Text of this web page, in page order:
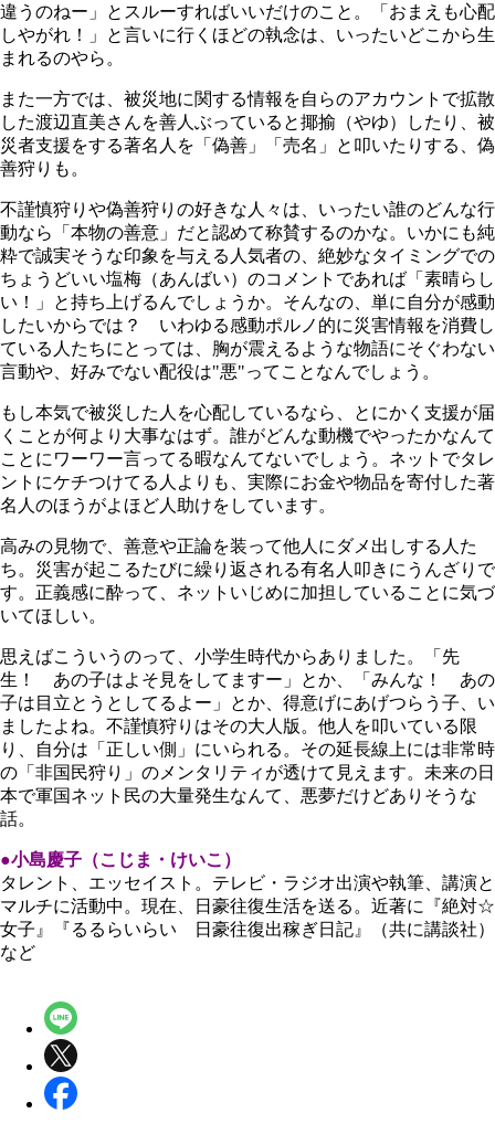
違うのねー」とスルーすればいいだけのこと。「おまえも心配
しやがれ！」と言いに行くほどの執念は、いったいどこから生
まれるのやら。
また一方では、被災地に関する情報を自らのアカウントで拡散
した渡辺直美さんを善人ぶっていると揶揄（やゆ）したり、被
災者支援をする著名人を「偽善」「売名」と叩いたりする、偽
善狩りも。
不謹慎狩りや偽善狩りの好きな人々は、いったい誰のどんな行
動なら「本物の善意」だと認めて称賛するのかな。いかにも純
粋で誠実そうな印象を与える人気者の、絶妙なタイミングでの
ちょうどいい塩梅（あんばい）のコメントであれば「素晴らし
い！」と持ち上げるんでしょうか。そんなの、単に自分が感動
したいからでは？ いわゆる感動ポルノ的に災害情報を消費し
ている人たちにとっては、胸が震えるような物語にそぐわない
言動や、好みでない配役は"悪"ってことなんでしょう。
もし本気で被災した人を心配しているなら、とにかく支援が届
くことが何より大事なはず。誰がどんな動機でやったかなんて
ことにワーワー言ってる暇なんてないでしょう。ネットでタレ
ントにケチつけてる人よりも、実際にお金や物品を寄付した著
名人のほうがよほど人助けをしています。
高みの見物で、善意や正論を装って他人にダメ出しする人た
ち。災害が起こるたびに繰り返される有名人叩きにうんざりで
す。正義感に酔って、ネットいじめに加担していることに気づ
いてほしい。
思えばこういうのって、小学生時代からありました。「先
生！ あの子はよそ見をしてますー」とか、「みんな！ あの
子は目立とうとしてるよー」とか、得意げにあげつらう子、い
ましたよね。不謹慎狩りはその大人版。他人を叩いている限
り、自分は「正しい側」にいられる。その延長線上には非常時
の「非国民狩り」のメンタリティが透けて見えます。未来の日
本で軍国ネット民の大量発生なんて、悪夢だけどありそうな
話。
●小島慶子（こじま・けいこ）
タレント、エッセイスト。テレビ・ラジオ出演や執筆、講演と
マルチに活動中。現在、日豪往復生活を送る。近著に『絶対☆
女子』『るるらいらい 日豪往復出稼ぎ日記』（共に講談社）
など